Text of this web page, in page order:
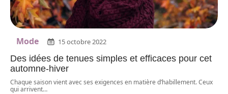
Mode 15 octobre 2022
Des idées de tenues simples et efficaces pour cet
automne-hiver
Chaque saison vient avec ses exigences en matière d’habillement. Ceux
qui arrivent…